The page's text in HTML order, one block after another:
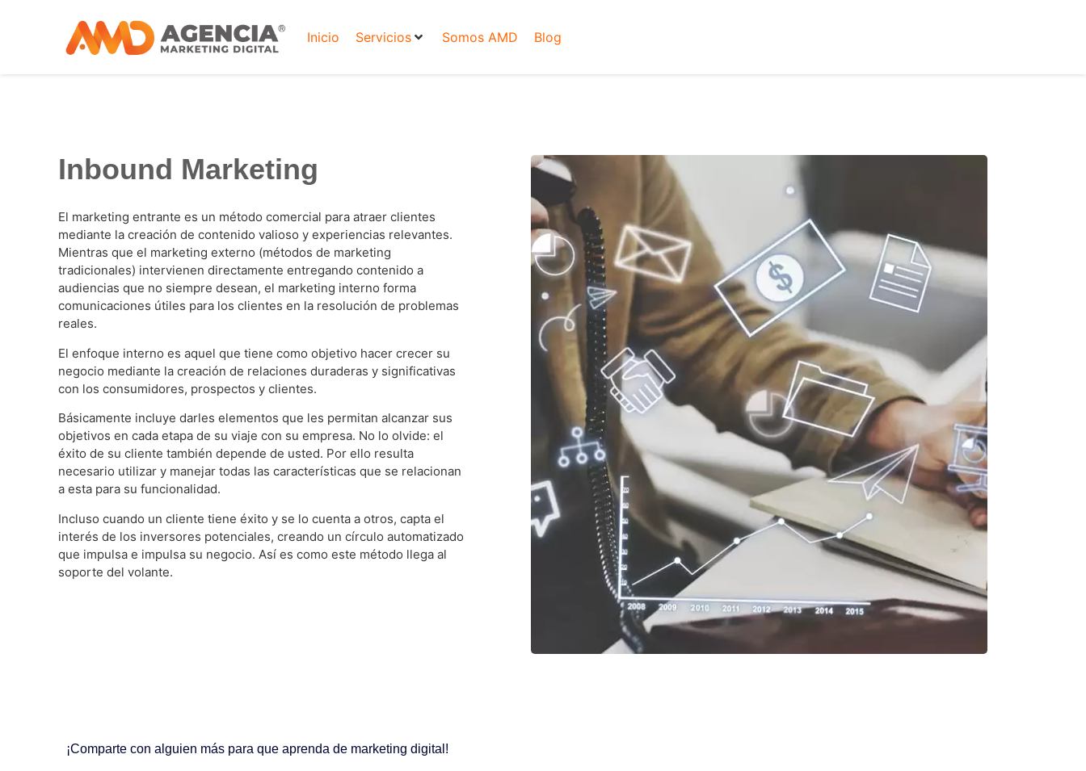
Inicio Servicios Somos AMD Blog
Inbound Marketing
El marketing entrante es un método comercial para atraer clientes
mediante la creación de contenido valioso y experiencias relevantes.
Mientras que el marketing externo (métodos de marketing
tradicionales) intervienen directamente entregando contenido a
audiencias que no siempre desean, el marketing interno forma
comunicaciones útiles para los clientes en la resolución de problemas
reales.
El enfoque interno es aquel que tiene como objetivo hacer crecer su
negocio mediante la creación de relaciones duraderas y significativas
con los consumidores, prospectos y clientes.
Básicamente incluye darles elementos que les permitan alcanzar sus
objetivos en cada etapa de su viaje con su empresa. No lo olvide: el
éxito de su cliente también depende de usted. Por ello resulta
necesario utilizar y manejar todas las características que se relacionan
a esta para su funcionalidad.
Incluso cuando un cliente tiene éxito y se lo cuenta a otros, capta el
interés de los inversores potenciales, creando un círculo automatizado
que impulsa e impulsa su negocio. Así es como este método llega al
soporte del volante.
¡Comparte con alguien más para que aprenda de marketing digital!